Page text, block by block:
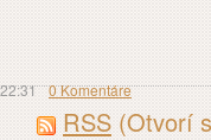
0 Komentáre
RSS (Otvorí